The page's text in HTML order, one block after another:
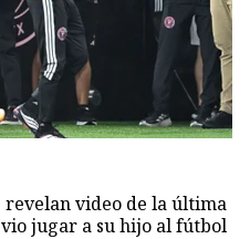
revelan video de la última
jugar a su hijo al fútbol